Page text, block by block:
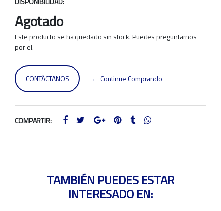
Agotado
Este producto se ha quedado sin stock. Puedes preguntarnos
por el.
CONTÁCTANOS ← Continue Comprando
COMPARTIR:
TAMBIÉN PUEDES ESTAR
INTERESADO EN: